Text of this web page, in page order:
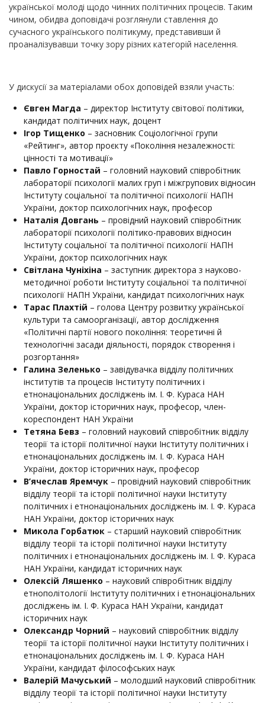
української молоді щодо чинних політичних процесів. Таким
чином, обидва доповідачі розглянули ставлення до
сучасного українського політикуму, представивши й
проаналізувавши точку зору різних категорій населення.
У дискусії за матеріалами обох доповідей взяли участь:
Євген Магда – директор Інституту світової політики,
кандидат політичних наук, доцент
Ігор Тищенко – засновник Соціологічної групи
«Рейтинг», автор проєкту «Покоління незалежності:
цінності та мотивації»
Павло Горностай – головний науковий співробітник
лабораторії психології малих груп і міжгрупових відносин
Інституту соціальної та політичної психології НАПН
України, доктор психологічних наук, професор
Наталія Довгань – провідний науковий співробітник
лабораторії психології політико-правових відносин
Інституту соціальної та політичної психології НАПН
України, доктор психологічних наук
Світлана Чуніхіна – заступник директора з науково-
методичної роботи Інституту соціальної та політичної
психології НАПН України, кандидат психологічних наук
Тарас Плахтій – голова Центру розвитку української
культури та самоорганізації, автор дослідження
«Політичні партії нового покоління: теоретичні й
технологічні засади діяльності, порядок створення і
розгортання»
Галина Зеленько – завідувачка відділу політичних
інститутів та процесів Інституту політичних і
етнонаціональних досліджень ім. І. Ф. Кураса НАН
України, доктор історичних наук, професор, член-
кореспондент НАН України
Тетяна Бевз – головний науковий співробітник відділу
теорії та історії політичної науки Інституту політичних і
етнонаціональних досліджень ім. І. Ф. Кураса НАН
України, доктор історичних наук, професор
В’ячеслав Яремчук – провідний науковий співробітник
відділу теорії та історії політичної науки Інституту
політичних і етнонаціональних досліджень ім. І. Ф. Кураса
НАН України, доктор історичних наук
Микола Горбатюк – старший науковий співробітник
відділу теорії та історії політичної науки Інституту
політичних і етнонаціональних досліджень ім. І. Ф. Кураса
НАН України, кандидат історичних наук
Олексій Ляшенко – науковий співробітник відділу
етнополітології Інституту політичних і етнонаціональних
досліджень ім. І. Ф. Кураса НАН України, кандидат
історичних наук
Олександр Чорний – науковий співробітник відділу
теорії та історії політичної науки Інституту політичних і
етнонаціональних досліджень ім. І. Ф. Кураса НАН
України, кандидат філософських наук
Валерій Мачуський – молодший науковий співробітник
відділу теорії та історії політичної науки Інституту